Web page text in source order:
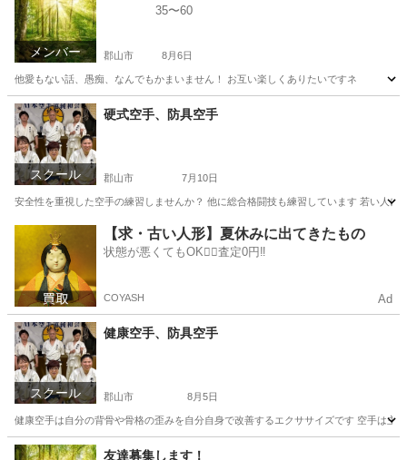
メンバー
35〜60
郡山市 8月6日
他愛もない話、愚痴、なんでもかまいません！ お互い楽しくありたいですネ
福島 郡山市 チャット 愚痴
スクール
硬式空手、防具空手
郡山市 7月10日
安全性を重視した空手の練習しませんか？ 他に総合格闘技も練習しています 若い人
空手/他格闘技 総合格闘技
【求・古い人形】夏休みに出てきたもの
状態が悪くてもOK🙆‍♀️査定0円‼️
COYASH Ad
スクール
健康空手、防具空手
郡山市 8月5日
健康空手は自分の背骨や骨格の歪みを自分自身で改善するエクササイズです 空手は
福島 郡山市 空手/他格闘技
友達募集します！